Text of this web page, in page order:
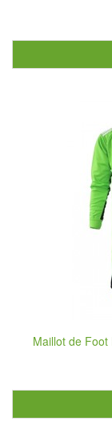
Maillot de